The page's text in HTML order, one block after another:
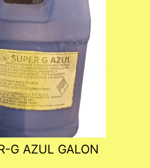
G AZUL GALON